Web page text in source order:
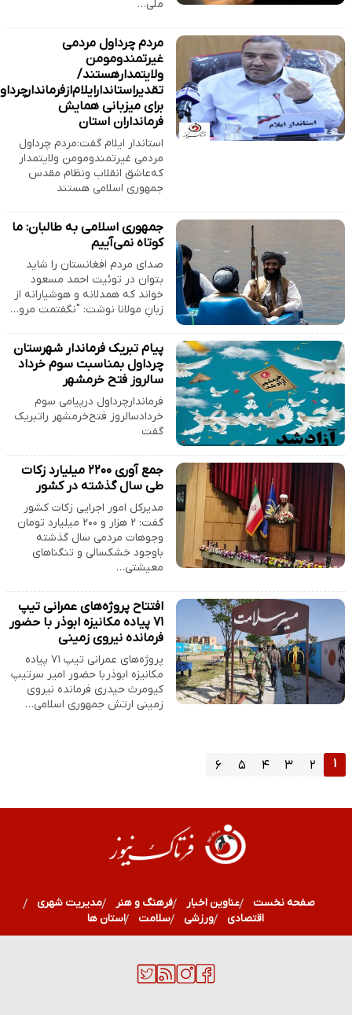
ملی…
مردم چرداول مردمی
غیرتمندومومن
ولایتمدارهستند/
تقدیراستاندارایلام‌ازفرماندارچرداول
برای میزبانی همایش
فرمانداران استان
استاندار ایلام گفت:مردم چرداول
مردمی غیرتمندومومن ولایتمدار
که‌عاشق انقلاب ونظام مقدس
جمهوری اسلامی هستند
جمهوری اسلامی به طالبان: ما
کوتاه نمی‌آییم
صدای مردم افغانستان را شاید
بتوان در توئیت احمد مسعود
خواند که همدلانه و هوشیارانه از
زبانِ مولانا نوشت: "نگفتمت مرو…
پیام تبریک فرماندار شهرستان
چرداول بمناسبت سوم خرداد
سالروز فتح خرمشهر
فرماندارچرداول‌ درپیامی سوم
خردادسالروز فتح‌خرمشهر راتبریک
گفت
جمع آوری ۲۲۰۰ میلیارد زکات
طی سال گذشته در کشور
مدیرکل امور اجرایی زکات کشور
گفت: ۲ هزار و ۲۰۰ میلیارد تومان
وجوهات مردمی سال گذشته
باوجود خشکسالی و تنگناهای
معیشتی…
افتتاح پروژه‌های عمرانی تیپ
۷۱ پیاده مکانیزه ابوذر با حضور
فرمانده نیروی زمینی
پروژه‌های عمرانی تیپ ۷۱ پیاده
مکانیزه ابوذر با حضور امیر سرتیپ
کیومرث حیدری فرمانده نیروی
زمینی ارتش جمهوری اسلامی…
صفحه نخست عناوین اخبار فرهنگ و هنر
مدیریت شهری
اقتصادی
ورزشی سلامت استان ها